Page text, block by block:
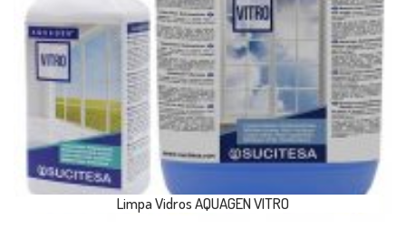
Limpa Vidros AQUAGEN VITRO